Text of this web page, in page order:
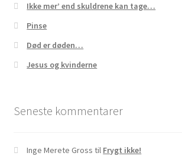
Ikke mer’ end skuldrene kan tage…
Pinse
Død er døden…
Jesus og kvinderne
Seneste kommentarer
Inge Merete Gross til Frygt ikke!